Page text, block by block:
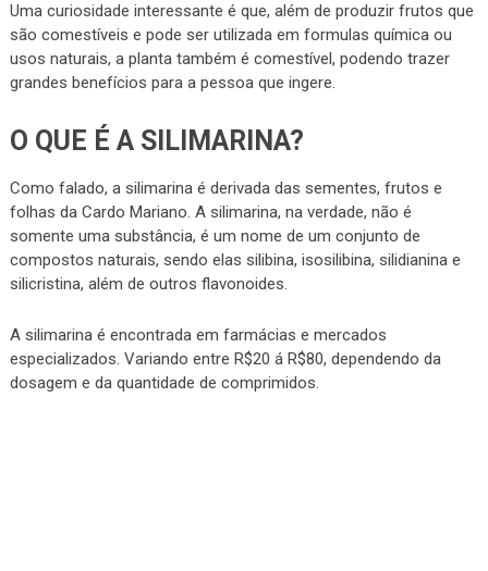
Uma curiosidade interessante é que, além de produzir frutos que
são comestíveis e pode ser utilizada em formulas química ou
usos naturais, a planta também é comestível, podendo trazer
grandes benefícios para a pessoa que ingere.
O QUE É A SILIMARINA?
Como falado, a silimarina é derivada das sementes, frutos e
folhas da Cardo Mariano. A silimarina, na verdade, não é
somente uma substância, é um nome de um conjunto de
compostos naturais, sendo elas silibina, isosilibina, silidianina e
silicristina, além de outros flavonoides.
A silimarina é encontrada em farmácias e mercados
especializados. Variando entre R$20 á R$80, dependendo da
dosagem e da quantidade de comprimidos.